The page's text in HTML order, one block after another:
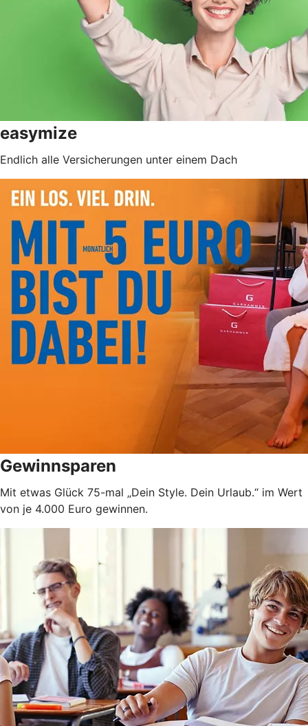
easymize
Endlich alle Versicherungen unter einem Dach
Gewinnsparen
Mit etwas Glück 75-mal „Dein Style. Dein Urlaub.“ im Wert
von je 4.000 Euro gewinnen.